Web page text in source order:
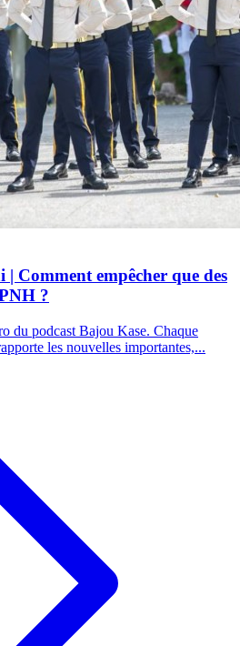
Comment empêcher que des
?
du podcast Bajou Kase. Chaque
les nouvelles importantes,...